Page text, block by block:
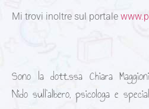
Mi trovi inoltre sul portale
Sono la dott.ssa Chiara
Nido sull’albero, psicologa e